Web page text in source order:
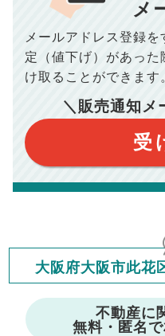
年間の支払額
総支払額
このシミュレーターは元利
このシミュレーターは、四
このシミュレーターはお
このシミュレーターでの結
ありません。
このシミュレーターをご利
ますが、お借り入れの際に
会員マ
修繕費・管理
※購入価格よりも売却価格
場合がございます。詳し
※シミュレーター結果はあ
保証するものではございま
※上記売却費用には、住所
宅ローンの一括繰上返済の
で予めご了承ください。
おります。（物件価格
メ
メールアドレス登録を
定（値下げ）があった
け取ることができます
＼販売通知メ
受
大阪府大阪市此花
不動産に
無料・匿名